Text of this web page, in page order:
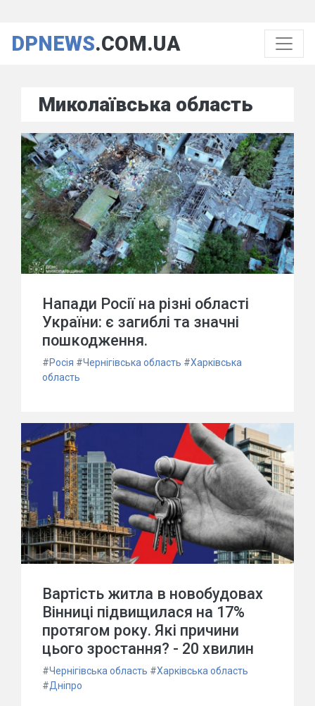
DPNEWS.COM.UA
Миколаївська область
Напади Росії на різні області
України: є загиблі та значні
пошкодження.
#Росія #Чернігівська область #Харківська
область
Вартість житла в новобудовах
Вінниці підвищилася на 17%
протягом року. Які причини
цього зростання? - 20 хвилин
#Чернігівська область #Харківська область
#Дніпро